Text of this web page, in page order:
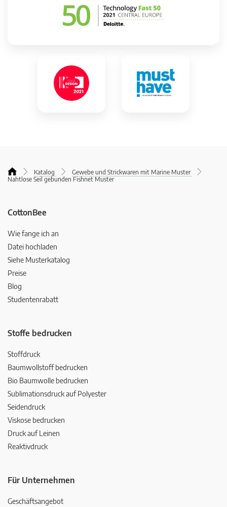
Katalog
Gewebe und Strickwaren mit Marine Muster
Nahtlose Seil gebunden Fishnet Muster
CottonBee
Wie fange ich an
Datei hochladen
Siehe Musterkatalog
Preise
Blog
Studentenrabatt
Stoffe bedrucken
Stoffdruck
Baumwollstoff bedrucken
Bio Baumwolle bedrucken
Sublimationsdruck auf Polyester
Seidendruck
Viskose bedrucken
Druck auf Leinen
Reaktivdruck
Für Unternehmen
Geschäftsangebot